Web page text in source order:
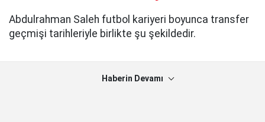
Abdulrahman Saleh futbol kariyeri boyunca transfer
geçmişi tarihleriyle birlikte şu şekildedir.
Haberin Devamı